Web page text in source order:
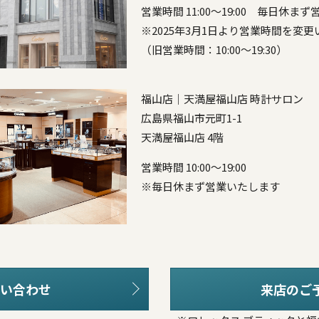
営業時間 11:00～19:00 毎日休まず
※2025年3月1日より営業時間を変更
（旧営業時間：10:00～19:30）
福山店｜天満屋福山店 時計サロン
広島県福山市元町1-1
天満屋福山店 4階
営業時間 10:00～19:00
※毎日休まず営業いたします
合わせ 来店のご